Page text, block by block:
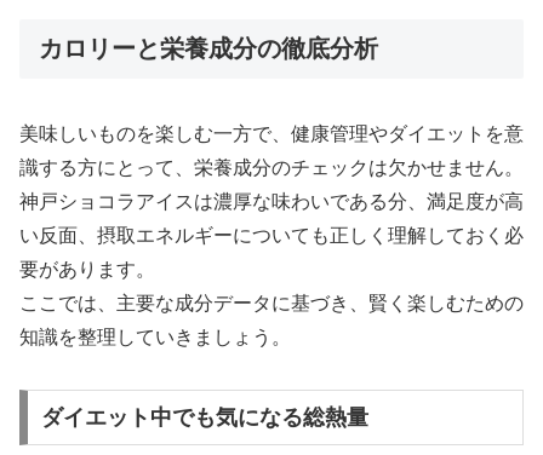
カロリーと栄養成分の徹底分析
美味しいものを楽しむ一方で、健康管理やダイエットを意
識する方にとって、栄養成分のチェックは欠かせません。
神戸ショコラアイスは濃厚な味わいである分、満足度が高
い反面、摂取エネルギーについても正しく理解しておく必
要があります。
ここでは、主要な成分データに基づき、賢く楽しむための
知識を整理していきましょう。
ダイエット中でも気になる総熱量